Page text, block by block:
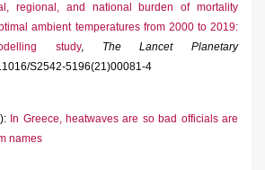
regional, and national burden of mortality
ambient temperatures from 2000 to 2019:
study, The Lancet Planetary
S2542-5196(21)00081-4
In Greece, heatwaves are so bad officials are
names